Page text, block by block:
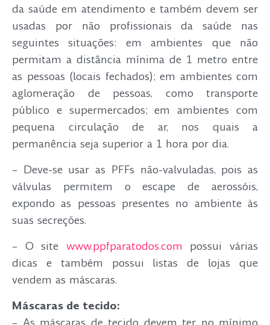
da saúde em atendimento e também devem ser
usadas por não profissionais da saúde nas
seguintes situações: em ambientes que não
permitam a distância mínima de 1 metro entre
as pessoas (locais fechados); em ambientes com
aglomeração de pessoas, como transporte
público e supermercados; em ambientes com
pequena circulação de ar, nos quais a
permanência seja superior a 1 hora por dia.
– Deve-se usar as PFFs não-valvuladas, pois as
válvulas permitem o escape de aerossóis,
expondo as pessoas presentes no ambiente às
suas secreções.
– O site www.ppfparatodos.com possui várias
dicas e também possui listas de lojas que
vendem as máscaras.
Máscaras de tecido: